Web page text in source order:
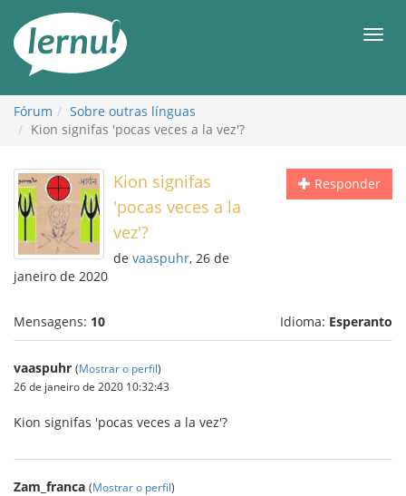
conteúdo
Fórum
Sobre outras línguas
Kion signifas 'pocas veces a la vez'?
Responder
Kion signifas
'pocas veces a la
vez'?
de vaaspuhr, 26 de
janeiro de 2020
Mensagens: 10 Idioma: Esperanto
vaaspuhr (Mostrar o perfil)
26 de janeiro de 2020 10:32:43
Kion signifas 'pocas veces a la vez'?
Zam_franca (Mostrar o perfil)